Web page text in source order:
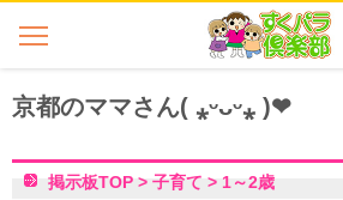
京都のママさん( ⁎ᵕᴗᵕ⁎ )❤︎
掲示板TOP > 子育て > 1～2歳